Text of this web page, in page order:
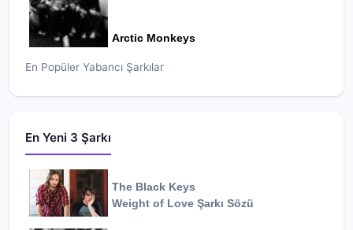
Arctic Monkeys
En Popüler Yabancı Şarkılar
En Yeni 3 Şarkı
The Black Keys
Weight of Love Şarkı Sözü